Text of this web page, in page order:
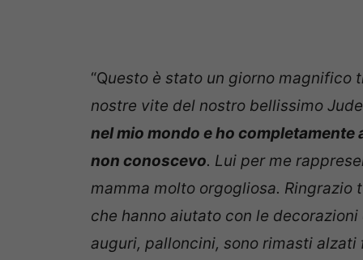
“Questo è stato un giorno magnifico
nostre vite del nostro bellissimo
nel mio mondo e ho
non conoscevo. Lui per me
mamma molto orgogliosa.
che hanno aiutato con le
auguri, palloncini, sono rimasti